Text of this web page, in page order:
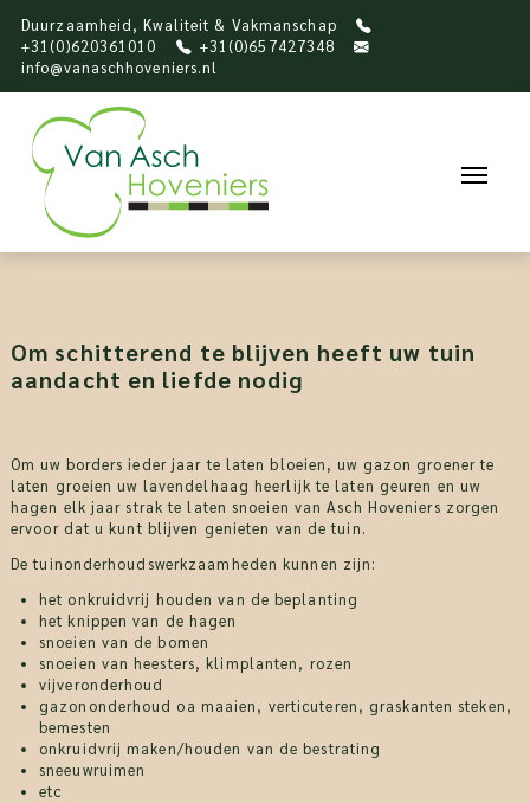
Duurzaamheid, Kwaliteit & Vakmanschap
+31(0)620361010
+31(0)657427348
info@vanaschhoveniers.nl
Om schitterend te blijven heeft uw tuin
aandacht en liefde nodig
Om uw borders ieder jaar te laten bloeien, uw gazon groener te
laten groeien uw lavendelhaag heerlijk te laten geuren en uw
hagen elk jaar strak te laten snoeien van Asch Hoveniers zorgen
ervoor dat u kunt blijven genieten van de tuin.
De tuinonderhoudswerkzaamheden kunnen zijn:
het onkruidvrij houden van de beplanting
het knippen van de hagen
snoeien van de bomen
snoeien van heesters, klimplanten, rozen
vijveronderhoud
gazononderhoud oa maaien, verticuteren, graskanten steken,
bemesten
onkruidvrij maken/houden van de bestrating
sneeuwruimen
etc